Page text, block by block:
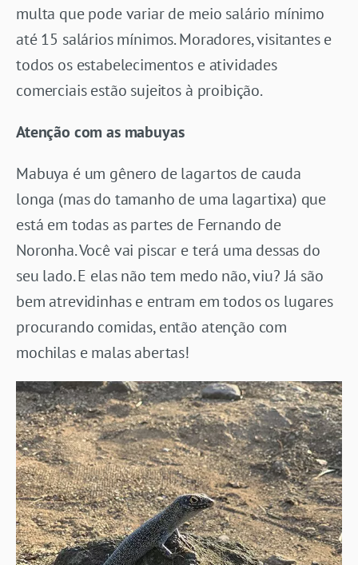
multa que pode variar de meio salário mínimo
até 15 salários mínimos. Moradores, visitantes e
todos os estabelecimentos e atividades
comerciais estão sujeitos à proibição.
Atenção com as mabuyas
Mabuya é um gênero de lagartos de cauda
longa (mas do tamanho de uma lagartixa) que
está em todas as partes de Fernando de
Noronha. Você vai piscar e terá uma dessas do
seu lado. E elas não tem medo não, viu? Já são
bem atrevidinhas e entram em todos os lugares
procurando comidas, então atenção com
mochilas e malas abertas!